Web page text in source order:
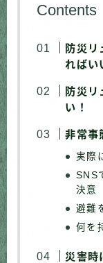
Contents
防災リ
ればい
防災リ
い！
非常事
実際
SNS
決意
避難
何を
災害時